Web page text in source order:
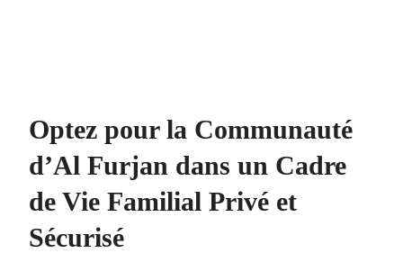
Optez pour la Communauté
d’Al Furjan dans un Cadre
de Vie Familial Privé et
Sécurisé